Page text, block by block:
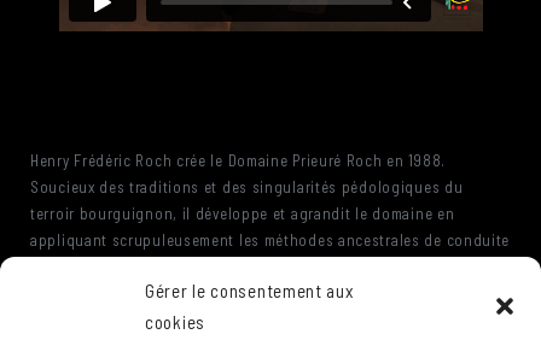
Gérer le consentement aux
cookies
Henry Frédéric Roch crée le Domaine Prieuré Roch en 1988.
Soucieux des traditions et des singularités pédologiques du
terroir bourguignon, il développe et agrandit le domaine en
appliquant scrupuleusement les méthodes ancestrales de conduite
vins de Bourgogne. Méthodes appelées aujourd'hui biologiques ou
biodynamiques. Devenu co-gérant de la Romanée Conti suite au